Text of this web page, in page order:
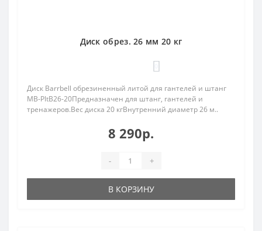
Диск обрез. 26 мм 20 кг
Диск Barrbell обрезиненный литой для гантелей и штанг
MB-PltB26-20Предназначен для штанг, гантелей и
тренажеров.Вес диска 20 кгВнутренний диаметр 26 м..
8 290р.
- +
В КОРЗИНУ